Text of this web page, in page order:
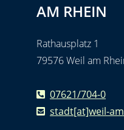
AM RHEIN
Rathausplatz 1
79576 Weil am
07621/704-0
stadt[at]weil-